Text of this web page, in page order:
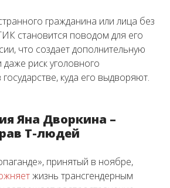
гражданина или лица без
становится поводом для его
что создает дополнительную
риск уголовного
куда его выдворяют.
Яна Дворкина –
Т-людей
принятый в ноябре,
жизнь трансгендерным